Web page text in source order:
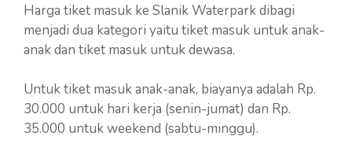
Harga tiket masuk ke Slanik Waterpark dibagi
menjadi dua kategori yaitu tiket masuk untuk anak-
anak dan tiket masuk untuk dewasa.
Untuk tiket masuk anak-anak, biayanya adalah Rp.
30.000 untuk hari kerja (senin-jumat) dan Rp.
35.000 untuk weekend (sabtu-minggu).